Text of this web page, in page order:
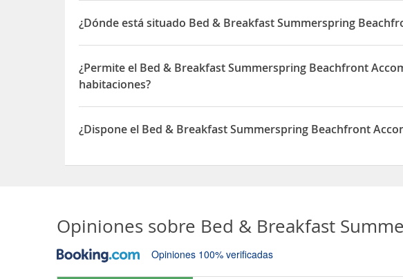
¿Dónde está situado Bed & Breakfast Summerspring
El Bed & Breakfast Summerspring Beachfront Accommodation está
¿Permite el Bed & Breakfast Summerspring Beachfront
habitaciones?
Sí, el Bed & Breakfast Summerspring Beachfront Accommodation
¿Dispone el Bed & Breakfast Summerspring Beachfront
Opiniones sobre Bed & Breakfast
Opiniones 100% verificadas